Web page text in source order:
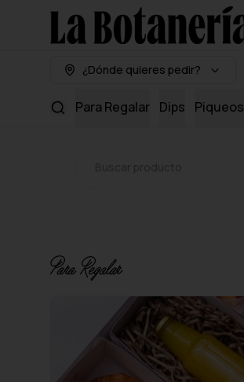
¿Dónde quieres pedir?
Para Regalar Dips Piqueos
Para Regalar